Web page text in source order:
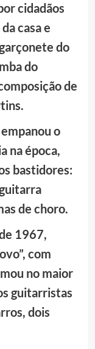
cidadãos
casa e
do
do
de
o
na época,
bastidores:
de choro.
1967,
com
no maior
guitarristas
dois